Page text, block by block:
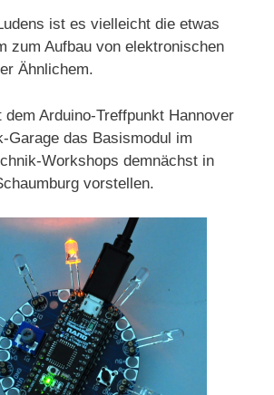
ist es vielleicht die etwas
zum Aufbau von elektronischen
Ähnlichem.
dem Arduino-Treffpunkt Hannover
Garage das Basismodul im
Workshops demnächst in
vorstellen.